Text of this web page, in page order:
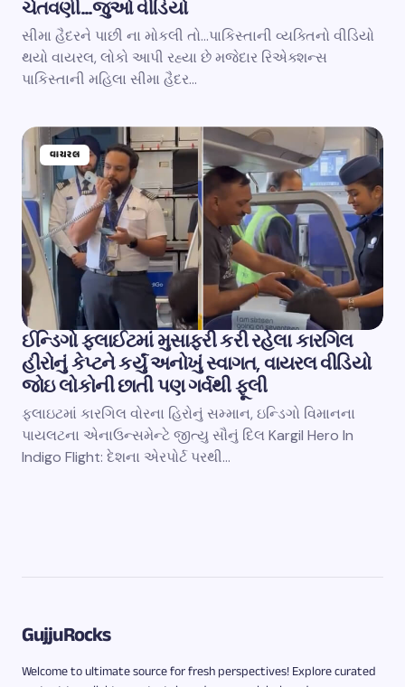
ચેતવણી…જુઓ વીડિયો
સીમા હૈદરને પાછી ના મોકલી તો…પાકિસ્તાની વ્યક્તિનો વીડિયો
થયો વાયરલ, લોકો આપી રહ્યા છે મજેદાર રિએક્શન્સ
પાકિસ્તાની મહિલા સીમા હૈદર…
વાયરલ
ઈન્ડિગો ફ્લાઈટમાં મુસાફરી કરી રહેલા કારગિલ
હીરોનું કેપ્ટને કર્યું અનોખું સ્વાગત, વાયરલ વીડિયો
જોઇ લોકોની છાતી પણ ગર્વથી ફૂલી
ફ્લાઇટમાં કારગિલ વોરના હિરોનું સમ્માન, ઇન્ડિગો વિમાનના
પાયલટના એનાઉન્સમેન્ટે જીત્યુ સૌનું દિલ Kargil Hero In
Indigo Flight: દેશના એરપોર્ટ પરથી…
GujjuRocks
Welcome to ultimate source for fresh perspectives! Explore curated